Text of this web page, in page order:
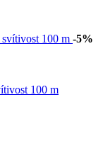
-5%
100 m